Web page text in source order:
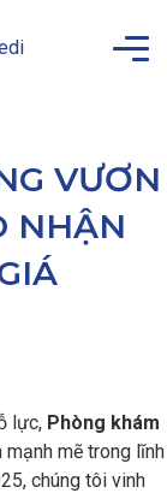
VƯƠN
NHẬN
lực, Phòng khám
mạnh mẽ trong lĩnh
chúng tôi vinh